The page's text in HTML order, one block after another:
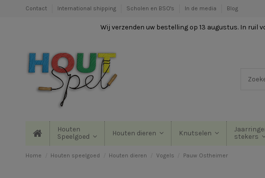
Contact International shipping Scholen en BSO's In de media Blog
Wij verzenden uw bestelling op 13 augustus. In ruil
Houten
Speelgoed
Houten dieren Knutselen
stekers
Home Houten speelgoed Houten dieren Vogels Pauw Ostheimer